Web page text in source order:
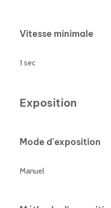
Vitesse minimale
1 sec
Exposition
Mode d'exposition
Manuel